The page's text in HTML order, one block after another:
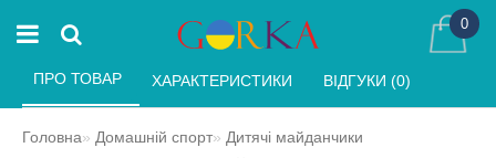
0
Головна Домашній спорт Дитячі майданчики
ПРО ТОВАР ХАРАКТЕРИСТИКИ ВІДГУКИ (0)